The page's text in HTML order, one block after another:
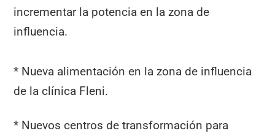
incrementar la potencia en la zona de
influencia.
* Nueva alimentación en la zona de influencia
de la clínica Fleni.
* Nuevos centros de transformación para